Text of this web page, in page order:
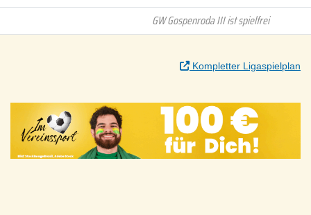
GW Gospenroda III ist spielfrei
Kompletter Ligaspielplan